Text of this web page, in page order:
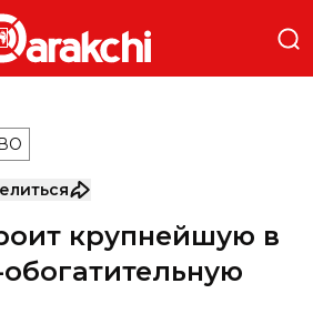
крупнейшую в